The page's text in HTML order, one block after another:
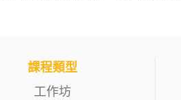
課程類型
工作坊